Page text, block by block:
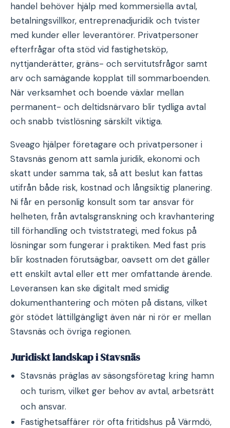
handel behöver hjälp med kommersiella avtal,
betalningsvillkor, entreprenadjuridik och tvister
med kunder eller leverantörer. Privatpersoner
efterfrågar ofta stöd vid fastighetsköp,
nyttjanderätter, gräns- och servitutsfrågor samt
arv och samägande kopplat till sommarboenden.
När verksamhet och boende växlar mellan
permanent- och deltidsnärvaro blir tydliga avtal
och snabb tvistlösning särskilt viktiga.
Sveago hjälper företagare och privatpersoner i
Stavsnäs genom att samla juridik, ekonomi och
skatt under samma tak, så att beslut kan fattas
utifrån både risk, kostnad och långsiktig planering.
Ni får en personlig konsult som tar ansvar för
helheten, från avtalsgranskning och kravhantering
till förhandling och tviststrategi, med fokus på
lösningar som fungerar i praktiken. Med fast pris
blir kostnaden förutsägbar, oavsett om det gäller
ett enskilt avtal eller ett mer omfattande ärende.
Leveransen kan ske digitalt med smidig
dokumenthantering och möten på distans, vilket
gör stödet lättillgängligt även när ni rör er mellan
Stavsnäs och övriga regionen.
Juridiskt landskap i Stavsnäs
Stavsnäs präglas av säsongsföretag kring hamn
och turism, vilket ger behov av avtal, arbetsrätt
och ansvar.
Fastighetsaffärer rör ofta fritidshus på Värmdö,